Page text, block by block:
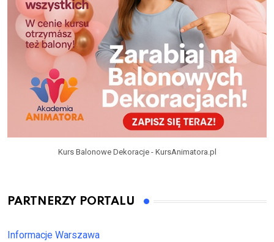
Kurs Balonowe Dekoracje - KursAnimatora.pl
PARTNERZY PORTALU
Informacje Warszawa